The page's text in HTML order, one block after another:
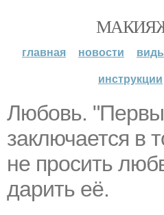
главная новости
инструкции
Любовь.
заключается в
не просить
дарить её.